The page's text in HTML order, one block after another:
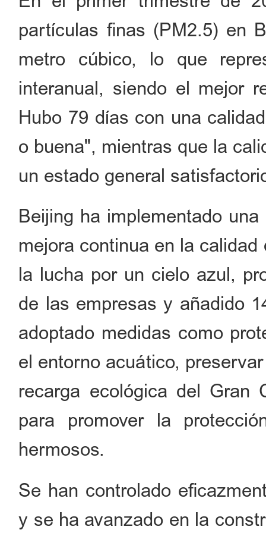
partículas finas (PM2.5) en
metro cúbico, lo que
interanual, siendo el mejor
Hubo 79 días con una
o buena", mientras que la
un estado general
Beijing ha implementado
mejora continua en la
la lucha por un cielo azul,
de las empresas y añadido
adoptado medidas como
el entorno acuático,
recarga ecológica del Gran
para promover la
hermosos.
Se han controlado
y se ha avanzado en la